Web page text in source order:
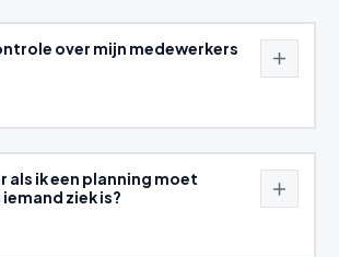
over mijn medewerkers
als ik een planning moet
ziek is?